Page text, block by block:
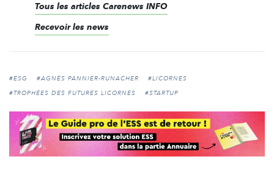
Tous les articles Carenews INFO
Recevoir les news
#ESG #AGNÈS PANNIER-RUNACHER
#LICORNES
#TROPHÉES DES FUTURES LICORNES
#STARTUP